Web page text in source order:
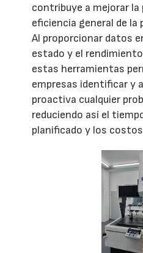
contribuye a mejorar la
eficiencia general de
Al proporcionar datos
estado y el
estas herramientas
empresas identificar y
proactiva cualquier
reduciendo así el
planificado y los